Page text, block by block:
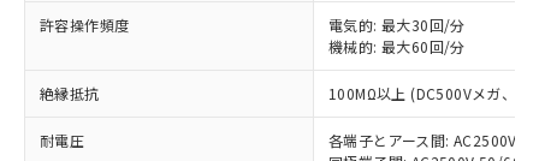
許容操作頻度
電気的: 最大30回/分
機械的: 最大60回/分
絶縁抵抗 100MΩ以上 (DC500Vメガ、点
耐電圧
各端子とアース間: AC2500V
ことをご了承ください。
在庫状況および標準価格照会結果は、
記載している更新日時点での社内デー
タに基づき作成されるものであり、閲
準価格とは異なる場合があることをご
いたものが、含有品と判明した場合などや
むを得ず変更することがあります。
*EU RoHS指令（10物質）：
鉛(Pb) 1000ppm以下、 水銀(Hg) 1000ppm以下、 カド
六価クロム(Cr(Ⅵ)) 1000ppm以下、ポリ臭化ビフェニル
基準値を超えていることを示します。
「－」：未確認です。当社販売部門へお問
当社は、これら貴社製品のうち、外国
為替および外国貿易法に定める商品
（以下｢規制貨物等」という）を輸出
または国外への提供する場合は、日本
国政府の輸出許可(または役務取引許
可)を取得するなどの必要な手続きを